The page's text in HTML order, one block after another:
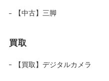
【中古】三脚
買取
【買取】デジタルカメラ